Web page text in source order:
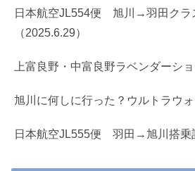
日本航空JL554便 旭川→羽田クラ
（2025.6.29）
上富良野・中富良野ラベンダーシ
旭川に何しに行った？ウルトラウ
日本航空JL555便 羽田→旭川搭乗